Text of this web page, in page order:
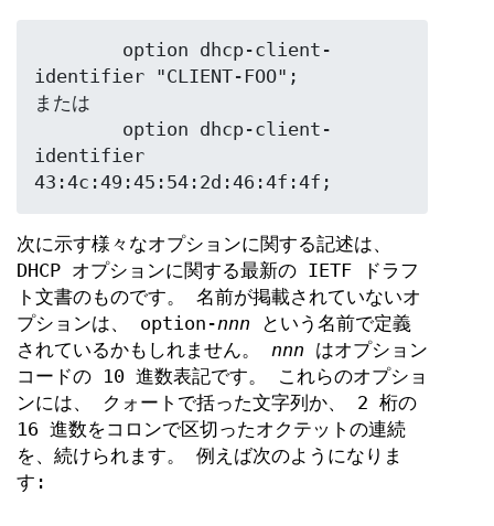
identifier "CLIENT-FOO";
または
identifier
43:4c:49:45:54:2d:46:4f:4f;
次に示す様々なオプションに関する記述は、
DHCP オプションに関する最新の IETF ドラフ
ト文書のものです。 名前が掲載されていないオ
プションは、 option-nnn という名前で定義
されているかもしれません。 nnn はオプション
コードの 10 進数表記です。 これらのオプショ
ンには、 クォートで括った文字列か、 2 桁の
16 進数をコロンで区切ったオクテットの連続
を、続けられます。 例えば次のようになりま
す: